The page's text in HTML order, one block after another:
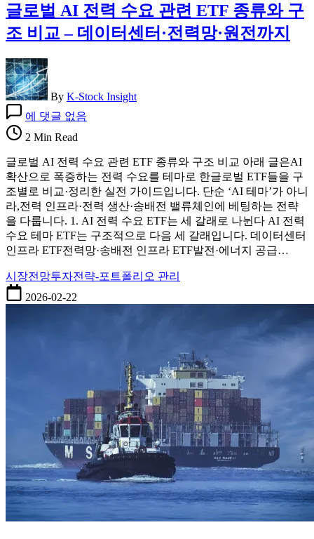
글로벌 AI 전력 수요 관련 ETF 종류와 구
조 비교 – 데이터센터·전력망·원전까지
By K-Stock Insight
글
로
벌
전
력
수
요
관
련
ETF
류
와
전
력
망
·
에 댓글 없음
2 Min Read
글로벌 AI 전력 수요 관련 ETF 종류와 구조 비교 아래 글은AI
확산으로 폭증하는 전력 수요를 테마로 한글로벌 ETF들을 구
조별로 비교·정리한 실전 가이드입니다. 단순 ‘AI 테마’가 아니
라,전력 인프라·전력 생산·송배전 밸류체인에 베팅하는 전략
을 다룹니다. 1. AI 전력 수요 ETF는 세 갈래로 나뉜다 AI 전력
수요 테마 ETF는 구조적으로 다음 세 갈래입니다. 데이터센터
인프라 ETF전력망·송배전 인프라 ETF발전·에너지 공급…
시장전망투자전략-포트폴리오 관리
2026-02-22